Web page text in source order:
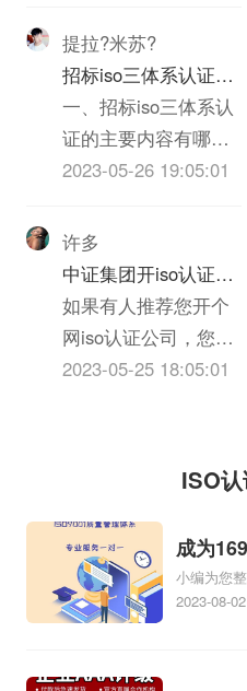
《iso三体系认证质量
法》、《消费者权益
保护法》、《反不正
当竞争法》、《ISO
体系认证法》、《广
提拉?米苏?
招标iso三体系认证的
主要内容有哪些
一、招标iso三体系认
证的主要内容有哪些
1、招标iso三体系认
（1）投标邀请；
（2）投标人须知，包
括密封、签署、盖章
要求等；（3）投标人
应当提交的资格、资
证编制要求和投标保
证金交纳方式；（5）
招标项目的...
2023-05-26 19:05:01
许多
中证集团开iso认证公
司有什么要求么？
如果有人推荐您开个
网iso认证公司，您一
定马上会想到资金来
邮寄、销售经验、库
存风险、售后服务等
一系列的问题，可能
会觉得困难重重、麻
烦多多，让您一筹莫
展。按照通常的网iso
说，可不就是这样，
2023-05-25 18:05:01
ISO
成为
员
小编为您
才能成为
2023-08-02